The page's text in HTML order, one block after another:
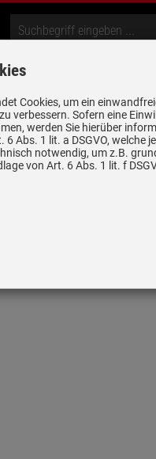
Kochen Kochfelder autark
Cookies, um ein
verbessern. Sofern eine
werden Sie hierüber
6 Abs. 1 lit. a DSGVO,
notwendig, um z.B.
von Art. 6 Abs. 1 lit. f